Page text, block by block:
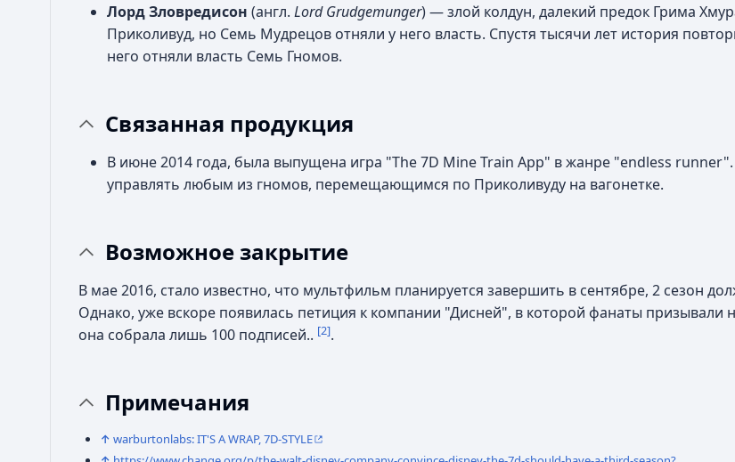
Лорд Зловредисон (англ. Lord Grudgemunger) — злой колдун, далекий предок Грима
Приколивуд, но Семь Мудрецов отняли у него власть. Спустя тысячи лет история
него отняли власть Семь Гномов.
Связанная продукция
В июне 2014 года, была выпущена игра "The 7D Mine Train App" в жанре "endless
управлять любым из гномов, перемещающимся по Приколивуду на вагонетке.
Возможное закрытие
В мае 2016, стало известно, что мультфильм планируется завершить в сентябре, 2 сезон
Однако, уже вскоре появилась петиция к компании "Дисней", в которой фанаты призывали
она собрала лишь 100 подписей.. [2].
Примечания
↑ warburtonlabs: IT'S A WRAP, 7D-STYLE